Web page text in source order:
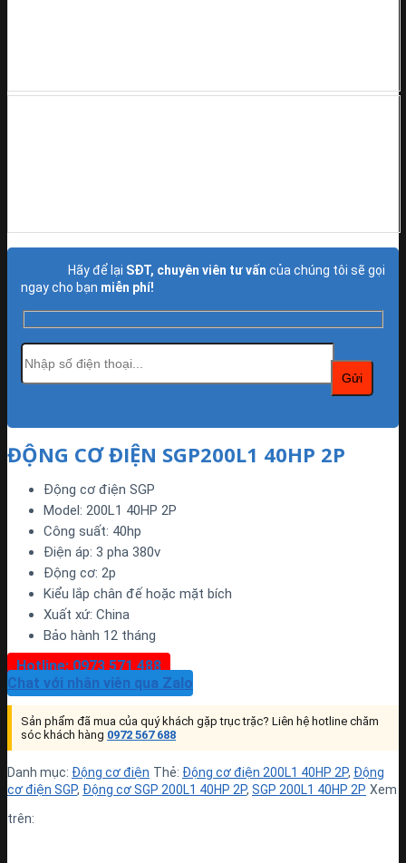
Hãy để lại SĐT, chuyên viên tư vấn của chúng tôi sẽ gọi
ngay cho bạn miễn phí!
ĐỘNG CƠ ĐIỆN SGP200L1 40HP 2P
Động cơ điện SGP
Model: 200L1 40HP 2P
Công suất: 40hp
Điện áp: 3 pha 380v
Động cơ: 2p
Kiểu lắp chân đế hoặc mặt bích
Xuất xứ: China
Bảo hành 12 tháng
Hotline: 0973 571 488
Chat với nhân viên qua Zalo
Sản phẩm đã mua của quý khách gặp trục trặc? Liên hệ hotline chăm
sóc khách hàng 0972 567 688
Danh mục: Động cơ điện Thẻ: Động cơ điện 200L1 40HP 2P, Động
cơ điện SGP, Động cơ SGP 200L1 40HP 2P, SGP 200L1 40HP 2P Xem
trên: